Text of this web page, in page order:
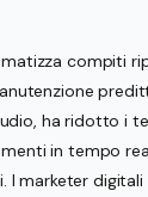
compiti
ha ridotto i
in tempo
I marketer